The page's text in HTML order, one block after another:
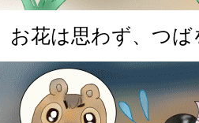
お花は思わず、つば